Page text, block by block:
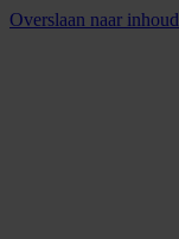
Overslaan naar inhoud